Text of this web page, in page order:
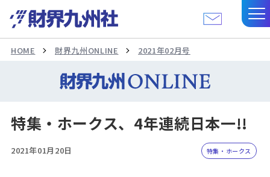
HOME 財界九州ONLINE 2021年02月号
特集・ホークス、4年連続日本一!!
2021年01月20日 特集・ホークス